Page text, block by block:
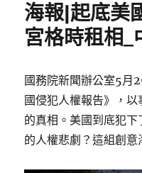
海報|起底美
宮格時租相_
國務院新聞辦公室5月
國侵犯人權報告》，
的真相。美國到底犯
的人權悲劇？這組創意